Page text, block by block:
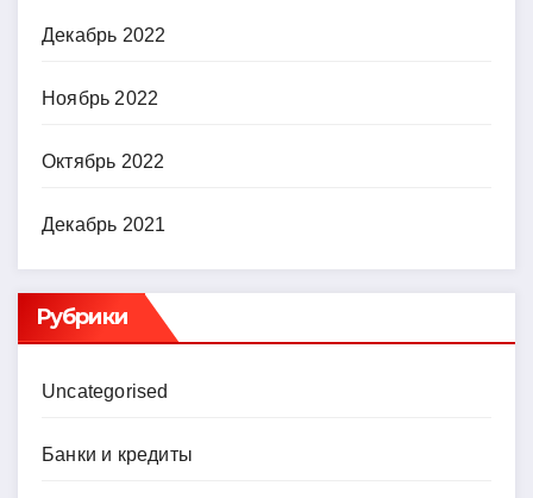
Декабрь 2022
Ноябрь 2022
Октябрь 2022
Декабрь 2021
Рубрики
Uncategorised
Банки и кредиты